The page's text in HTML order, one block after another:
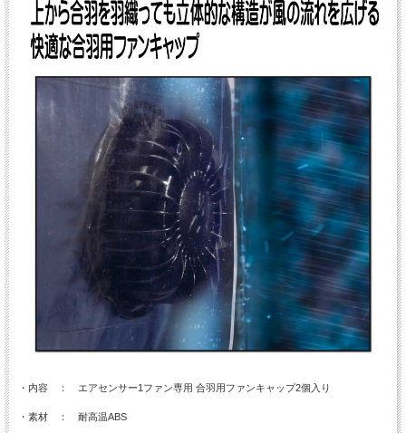
・内容 ： エアセンサー1ファン専用 合羽用ファンキャップ2個入り
・素材 ： 耐高温ABS